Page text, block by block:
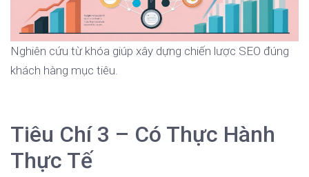
Nghiên cứu từ khóa giúp xây dựng chiến lược SEO đúng
khách hàng mục tiêu.
Tiêu Chí 3 – Có Thực Hành
Thực Tế